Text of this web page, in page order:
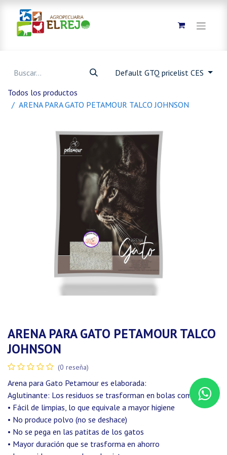
Default GTQ pricelist CES
Todos los productos
ARENA PARA GATO PETAMOUR TALCO JOHNSON
ARENA PARA GATO PETAMOUR TALCO
JOHNSON
(0 reseña)
Arena para Gato Petamour es elaborada:
Aglutinante: Los residuos se trasforman en bolas compactas
• Fácil de limpias, lo que equivale a mayor higiene
• No produce polvo (no se deshace)
• No se pega en las patitas de los gatos
• Mayor duración que se trasforma en ahorro